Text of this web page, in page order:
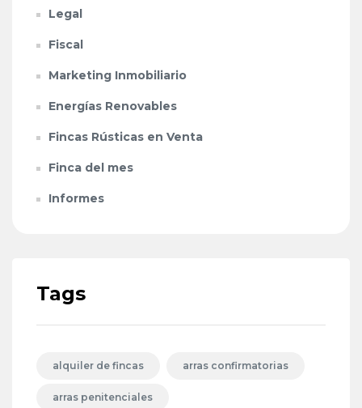
Legal
Fiscal
Marketing Inmobiliario
Energías Renovables
Fincas Rústicas en Venta
Finca del mes
Informes
Tags
alquiler de fincas arras confirmatorias
arras penitenciales